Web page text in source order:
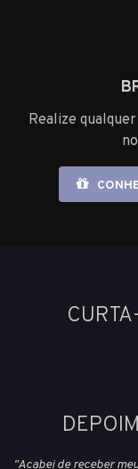
Realize
"Acabei de receber